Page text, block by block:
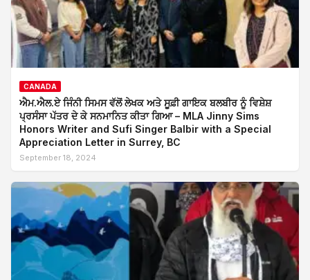
CANADA
ਐਮ.ਐਲ.ਏ ਜਿੰਨੀ ਸਿਮਸ ਵੱਲੋਂ ਲੇਖਕ ਅਤੇ ਸੂਫ਼ੀ ਗਾਇਕ ਬਲਬੀਰ ਨੂੰ ਵਿਸ਼ੇਸ਼
ਪ੍ਰਸੰਸਾ ਪੱਤਰ ਦੇ ਕੇ ਸਨਮਾਨਿਤ ਕੀਤਾ ਗਿਆ – MLA Jinny Sims
Honors Writer and Sufi Singer Balbir with a Special
Appreciation Letter in Surrey, BC
September 18, 2024